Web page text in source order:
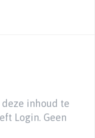
inhoud te
Login. Geen